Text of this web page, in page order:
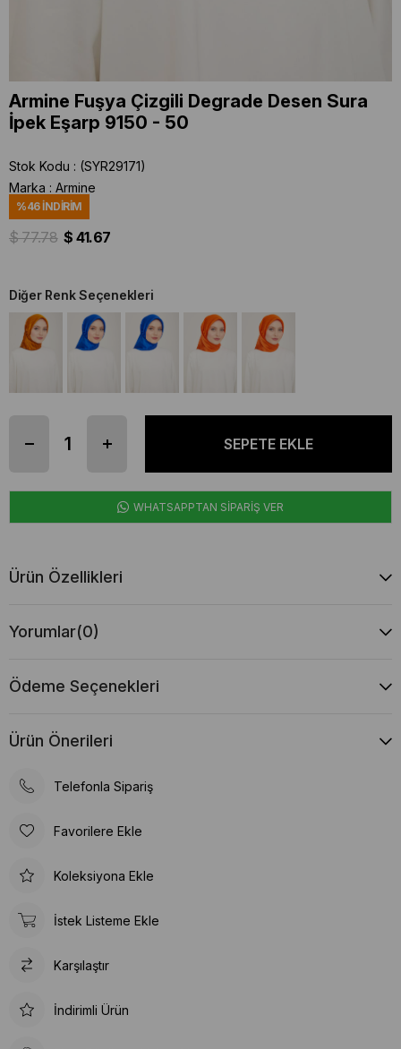
Armine Fuşya Çizgili Degrade Desen Sura
İpek Eşarp 9150 - 50
Stok Kodu
(SYR29171)
Marka : Armine
%46İNDIRIM
$ 77.78 $ 41.67
Diğer Renk Seçenekleri
WHATSAPPTAN SİPARİŞ VER
Ürün Özellikleri
Yorumlar(0)
Ödeme Seçenekleri
Ürün Önerileri
Telefonla Sipariş
Favorilere Ekle
Koleksiyona Ekle
İstek Listeme Ekle
Karşılaştır
İndirimli Ürün